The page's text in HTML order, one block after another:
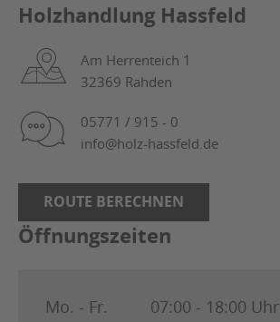
Holzhandlung Hassfeld
Am Herrenteich 1
32369 Rahden
05771 / 915 - 0
info@holz-hassfeld.de
ROUTE BERECHNEN
Öffnungszeiten
Mo. - Fr.
07:00 - 18:00 Uhr